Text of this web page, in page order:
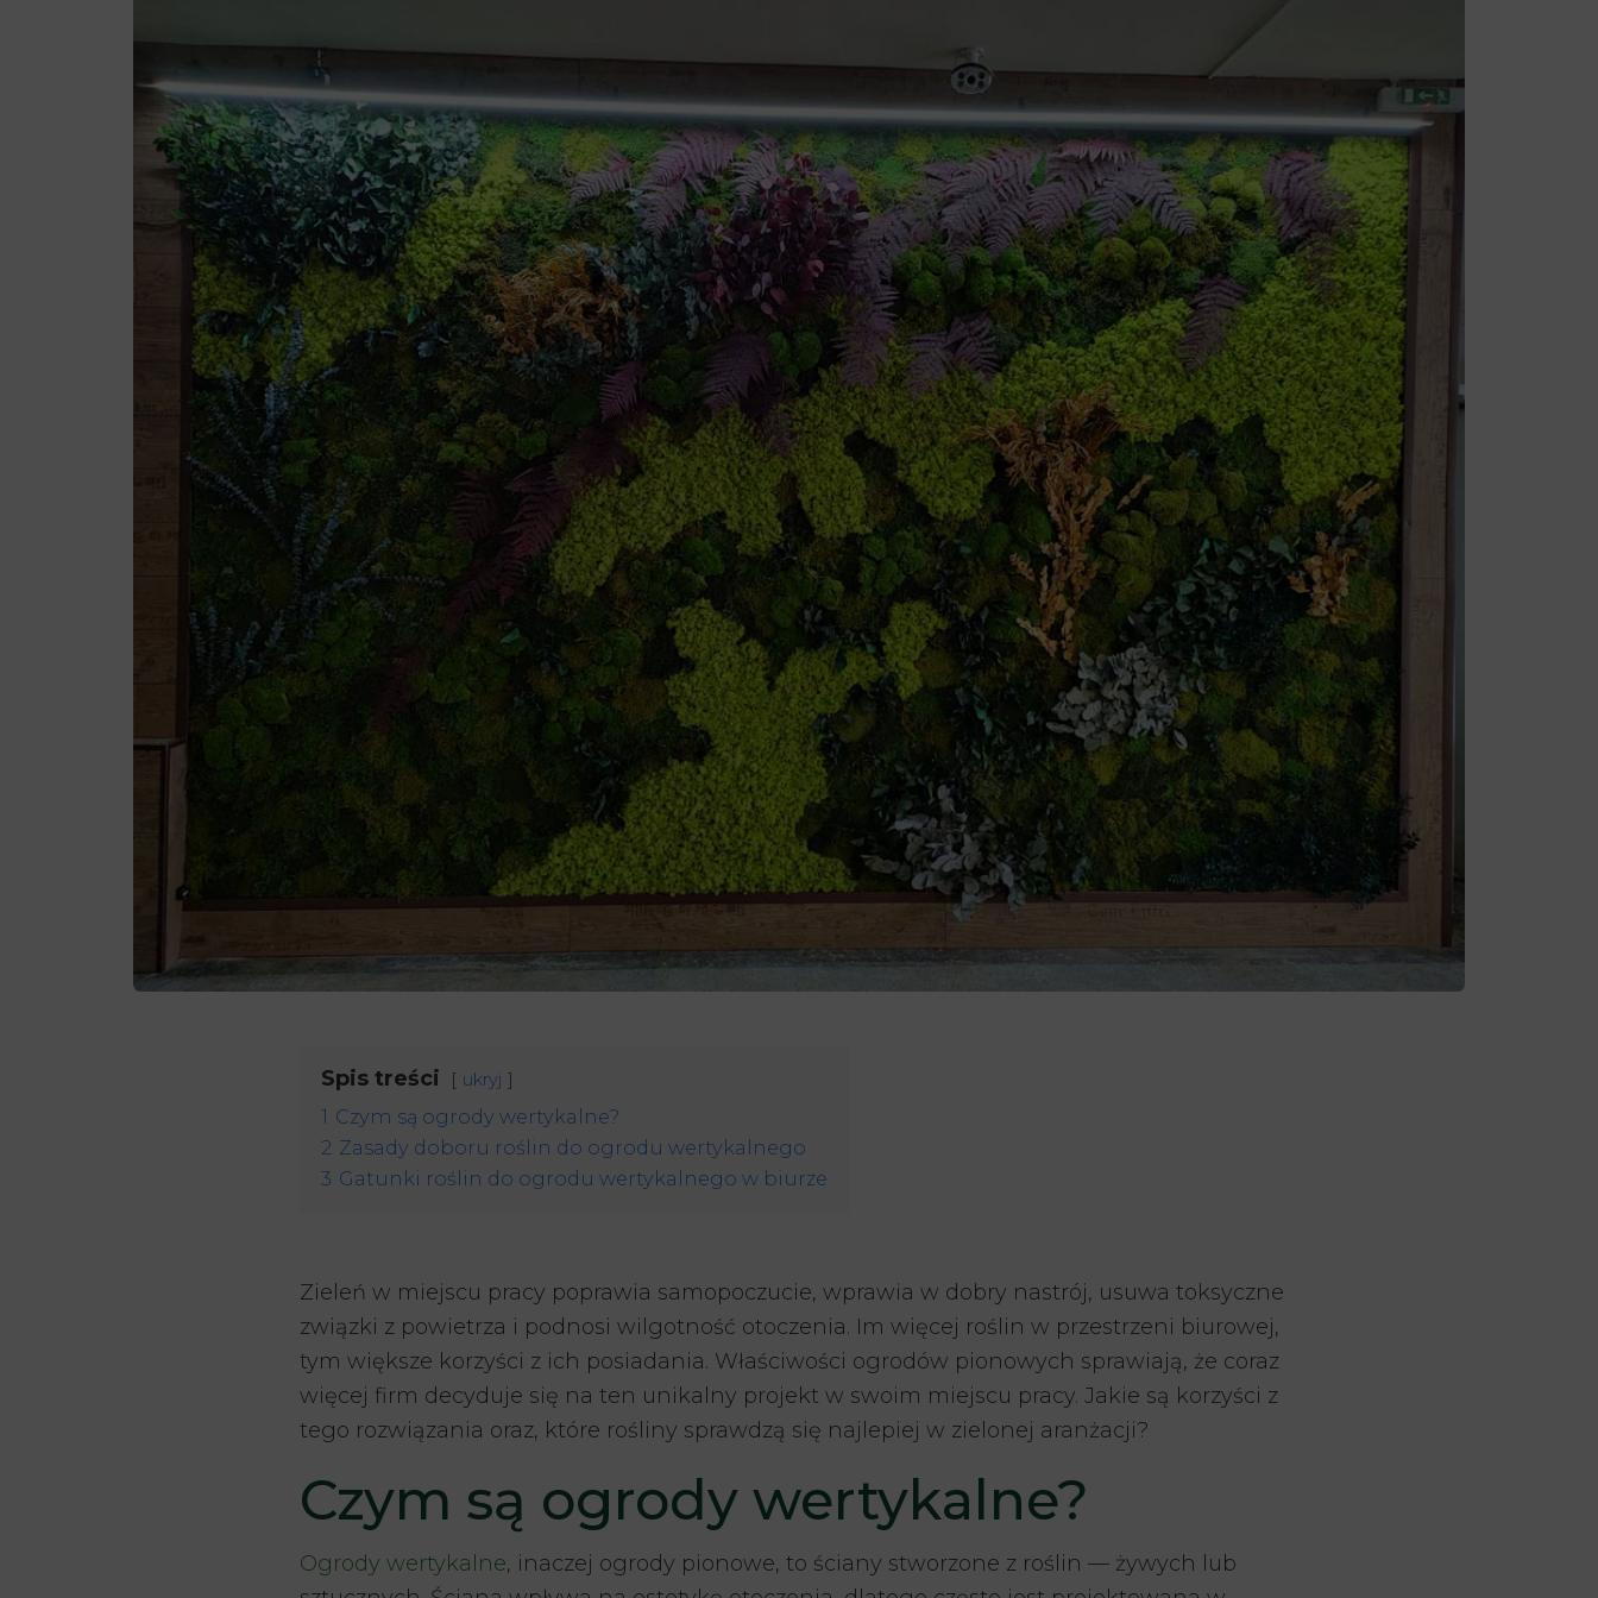
Spis treści ukryj
1 Czym są ogrody wertykalne?
2 Zasady doboru roślin do ogrodu wertykalnego
3 Gatunki roślin do ogrodu wertykalnego w biurze
Zieleń w miejscu pracy poprawia samopoczucie, wprawia w dobry nastrój, usuwa toksyczne
związki z powietrza i podnosi wilgotność otoczenia. Im więcej roślin w przestrzeni biurowej,
tym większe korzyści z ich posiadania. Właściwości ogrodów pionowych sprawiają, że coraz
więcej firm decyduje się na ten unikalny projekt w swoim miejscu pracy. Jakie są korzyści z
tego rozwiązania oraz, które rośliny sprawdzą się najlepiej w zielonej aranżacji?
Czym są ogrody wertykalne?
Ogrody wertykalne, inaczej ogrody pionowe, to ściany stworzone z roślin — żywych lub